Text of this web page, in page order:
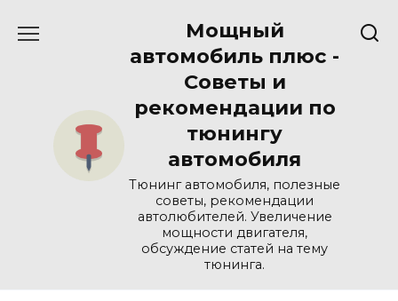
Мощный
автомобиль плюс -
Советы и
рекомендации по
тюнингу
автомобиля
Тюнинг автомобиля, полезные
советы, рекомендации
автолюбителей. Увеличение
мощности двигателя,
обсуждение статей на тему
тюнинга.